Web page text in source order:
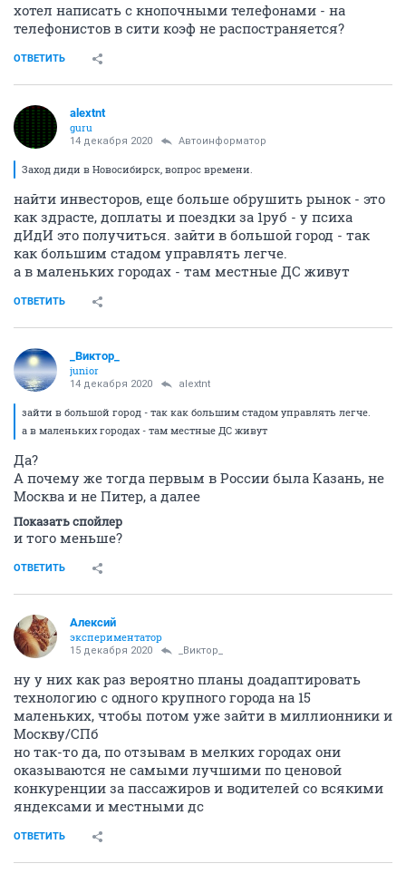
хотел написать с кнопочными телефонами - на
телефонистов в сити коэф не распостраняется?
ОТВЕТИТЬ
alextnt
guru
14 декабря 2020 Автоинформатор
Заход диди в Новосибирск, вопрос времени.
найти инвесторов, еще больше обрушить рынок - это
как здрасте, доплаты и поездки за 1руб - у психа
дИдИ это получиться. зайти в большой город - так
как большим стадом управлять легче.
а в маленьких городах - там местные ДС живут
ОТВЕТИТЬ
_Виктор_
juniоr
14 декабря 2020 alextnt
зайти в большой город - так как большим стадом управлять легче.
а в маленьких городах - там местные ДС живут
Да?
А почему же тогда первым в России была Казань, не
Москва и не Питер, а далее
Показать спойлер
и того меньше?
ОТВЕТИТЬ
Алексий
экспериментатор
15 декабря 2020 _Виктор_
ну у них как раз вероятно планы доадаптировать
технологию с одного крупного города на 15
маленьких, чтобы потом уже зайти в миллионники и
Москву/СПб
но так-то да, по отзывам в мелких городах они
оказываются не самыми лучшими по ценовой
конкуренции за пассажиров и водителей со всякими
яндексами и местными дс
ОТВЕТИТЬ